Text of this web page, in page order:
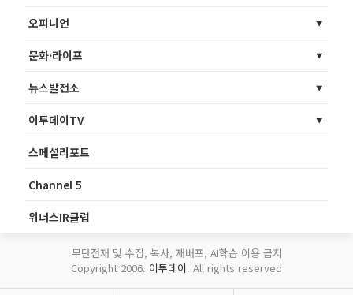
오피니언
문화·라이프
뉴스발전소
이투데이TV
스페셜리포트
Channel 5
위너스IR클럽
무단전재 및 수집, 복사, 재배포, AI학습 이용 금지
Copyright 2006. 이투데이. All rights reserved